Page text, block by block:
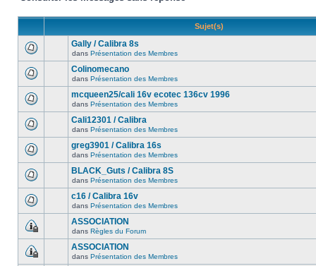
Sujet(s)
Gally / Calibra 8s
dans Présentation des Membres
Colinomecano
dans Présentation des Membres
mcqueen25/cali 16v ecotec 136cv 1996
dans Présentation des Membres
Cali12301 / Calibra
dans Présentation des Membres
greg3901 / Calibra 16s
dans Présentation des Membres
BLACK_Guts / Calibra 8S
dans Présentation des Membres
c16 / Calibra 16v
dans Présentation des Membres
ASSOCIATION
dans Règles du Forum
ASSOCIATION
dans Présentation des Membres